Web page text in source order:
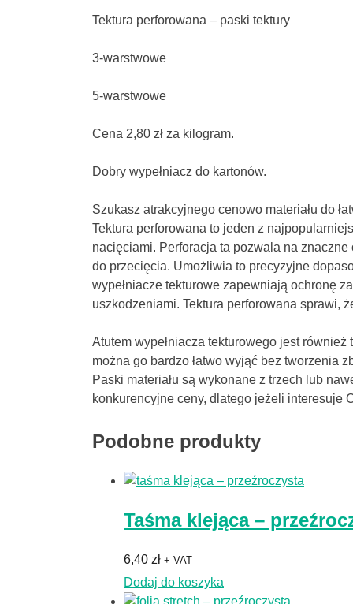
Tektura perforowana – paski tektury
3-warstwowe
5-warstwowe
Cena 2,80 zł za kilogram.
Dobry wypełniacz do kartonów.
Szukasz atrakcyjnego cenowo materiału do
Tektura perforowana to jeden z
nacięciami. Perforacja ta pozwala na
do przecięcia. Umożliwia to precyzyjne
wypełniacze tekturowe zapewniają ochronę
uszkodzeniami. Tektura perforowana sprawi,
Atutem wypełniacza tekturowego jest
można go bardzo łatwo wyjąć bez tworzenia
Paski materiału są wykonane z trzech lub
konkurencyjne ceny, dlatego jeżeli interesuje
Podobne produkty
Taśma klejąca –
6,40 zł + VAT
Dodaj do koszyka